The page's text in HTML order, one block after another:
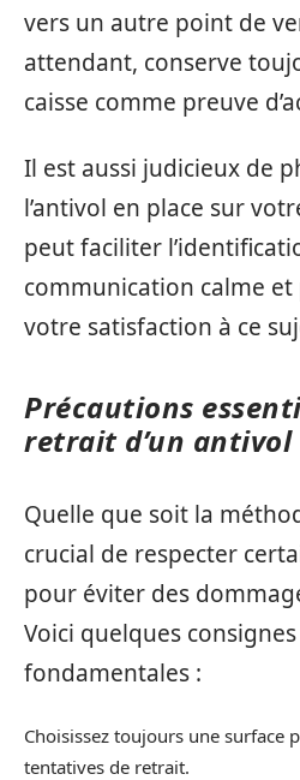
vers un autre point de
attendant, conserve
caisse comme preuve
Il est aussi judicieux de
l’antivol en place sur
peut faciliter
communication calme et
votre satisfaction à ce
Précautions
retrait d’un antivol
Quelle que soit la
crucial de respecter
pour éviter des
Voici quelques
fondamentales :
Choisissez toujours une surface
tentatives de retrait.